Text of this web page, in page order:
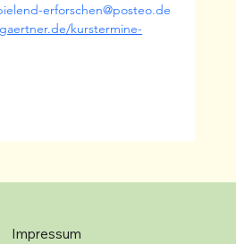
erforschen@posteo.de
kurstermine-
Impressum